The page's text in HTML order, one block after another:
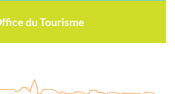
du Tourisme